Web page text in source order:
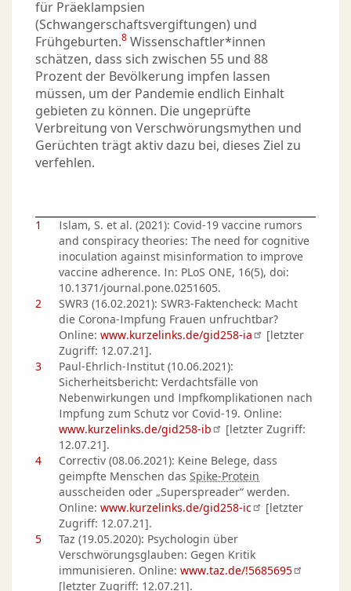
für Präeklampsien
(Schwangerschaftsvergiftungen) und
Frühgeburten.8 Wissenschaftler*innen
schätzen, dass sich zwischen 55 und 88
Prozent der Bevölkerung impfen lassen
müssen, um der Pandemie endlich Einhalt
gebieten zu können. Die ungeprüfte
Verbreitung von Verschwörungsmythen und
Gerüchten trägt aktiv dazu bei, dieses Ziel zu
verfehlen.
1
Islam, S. et al. (2021): Covid-19 vaccine rumors
and conspiracy theories: The need for cognitive
inoculation against misinformation to improve
vaccine adherence. In: PLoS ONE, 16(5), doi:
10.1371/journal.pone.0251605.
2
SWR3 (16.02.2021): SWR3-Faktencheck: Macht
die Corona-Impfung Frauen unfruchtbar?
Online: www.kurzelinks.de/gid258-ia
[letzter
Zugriff: 12.07.21].
3
Paul-Ehrlich-Institut (10.06.2021):
Sicherheitsbericht: Verdachtsfälle von
Nebenwirkungen und Impfkomplikationen nach
Impfung zum Schutz vor Covid-19. Online:
www.kurzelinks.de/gid258-ib
[letzter Zugriff:
12.07.21].
4
Correctiv (08.06.2021): Keine Belege, dass
geimpfte Menschen das Spike-Protein
ausscheiden oder „Superspreader“ werden.
Online: www.kurzelinks.de/gid258-ic
[letzter
Zugriff: 12.07.21].
5
Taz (19.05.2020): Psychologin über
Verschwörungsglauben: Gegen Kritik
immunisieren. Online: www.taz.de/!5685695
[letzter Zugriff: 12.07.21].